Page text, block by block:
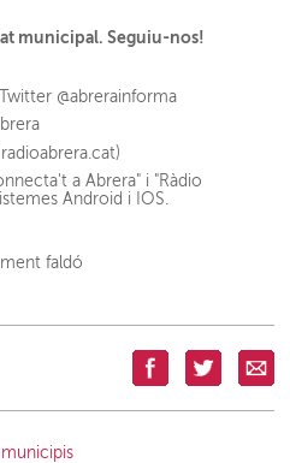
municipal. Seguiu-nos!
@abrerainforma
a Abrera" i "Ràdio
Android i IOS.